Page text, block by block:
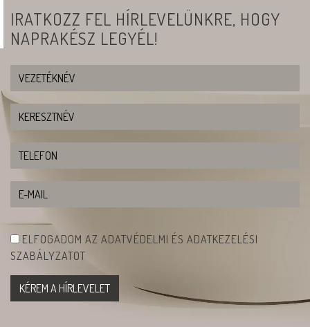
IRATKOZZ FEL HÍRLEVELÜNKRE, HOGY
NAPRAKÉSZ LEGYÉL!
ELFOGADOM AZ ADATVÉDELMI ÉS ADATKEZELÉSI
SZABÁLYZATOT